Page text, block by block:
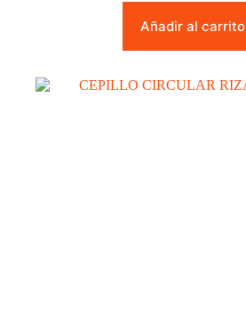
Añadir al carrito